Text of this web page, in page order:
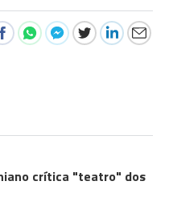
crítica "teatro" dos